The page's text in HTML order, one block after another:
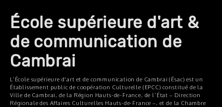
École supérieure d'art &
de communication de
Cambrai
L’École supérieure d'art et de communication de Cambrai (Ésac) est un
Établissement public de coopération Culturelle (EPCC) constitué de la
Ville de Cambrai, de la Région Hauts-de-France, de l’État – Direction
Régionale des Affaires Culturelles Hauts-de-France –, et de la Chambre